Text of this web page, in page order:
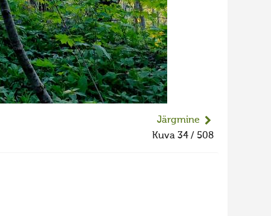
Järgmine
Kuva 34 / 508